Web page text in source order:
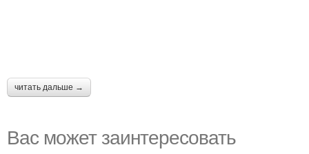
читать дальше →
Вас может заинтересовать